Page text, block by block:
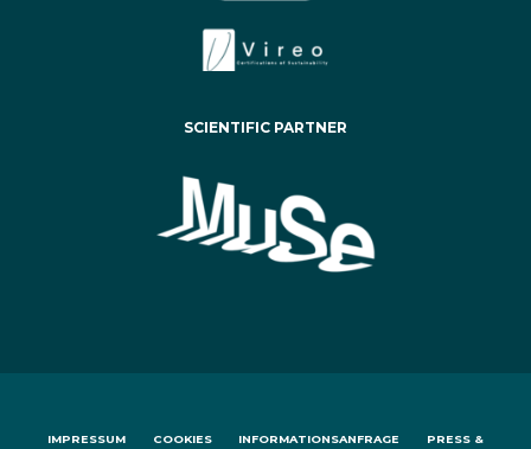
SCIENTIFIC PARTNER
IMPRESSUM COOKIES INFORMATIONSANFRAGE PRESS &